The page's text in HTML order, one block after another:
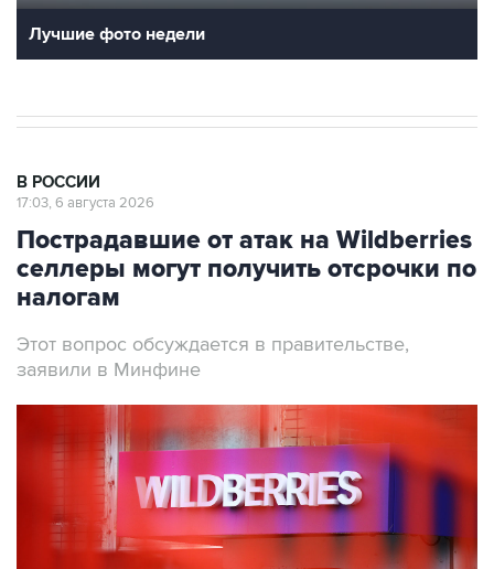
Лучшие фото недели
В РОССИИ
17:03, 6 августа 2026
Пострадавшие от атак на Wildberries
селлеры могут получить отсрочки по
налогам
Этот вопрос обсуждается в правительстве,
заявили в Минфине